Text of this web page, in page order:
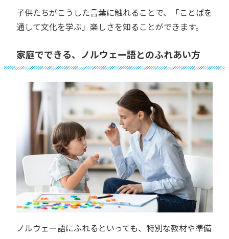
子供たちがこうした言葉に触れることで、「ことばを
通して文化を学ぶ」楽しさを知ることができます。
家庭でできる、ノルウェー語とのふれあい方
ノルウェー語にふれるといっても、特別な教材や準備